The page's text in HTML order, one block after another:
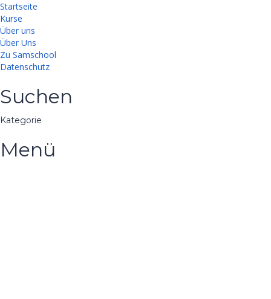
Startseite
Kurse
Über uns
Über Uns
Zu Samschool
Datenschutz
Suchen
Kategorie
Menü